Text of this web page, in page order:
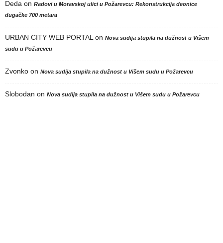
Deda on Radovi u Moravskoj ulici u Požarevcu: Rekonstrukcija deonice
dugačke 700 metara
URBAN CITY WEB PORTALon Nova sudija stupila na dužnost u Višem
sudu u Požarevcu
Zvonko on Nova sudija stupila na dužnost u Višem sudu u Požarevcu
Slobodan on Nova sudija stupila na dužnost u Višem sudu u Požarevcu